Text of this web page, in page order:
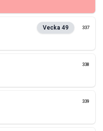
Vecka49 337
338
339